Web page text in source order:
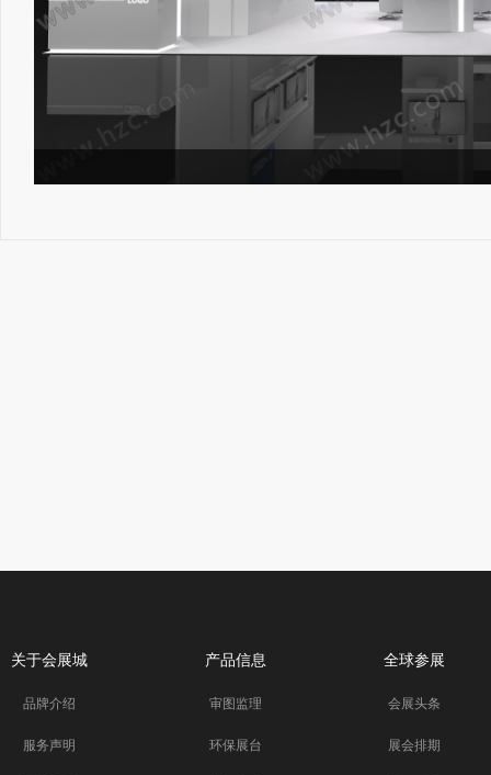
关于会展城
品牌介绍
服务声明
产品信息
审图监理
环保展台
全球参展
会展头条
展会排期